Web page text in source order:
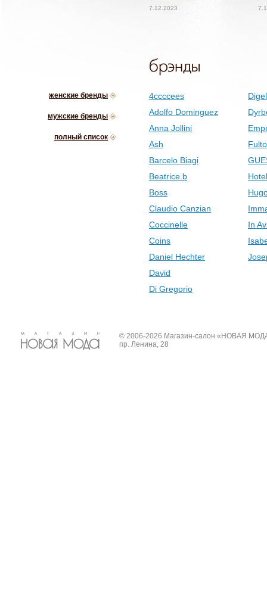
7.12.2023
женские бренды
мужские бренды
полный список
4ccccees
Adolfo Dominguez
Anna Jollini
Ash
Barcelo Biagi
Beatrice.b
Boss
Claudio Canzian
Coccinelle
Coins
Daniel Hechter
David
Di Gregorio
Digel
In
© 2006-2026 Магазин-салон «НОВАЯ
пр. Ленина, 28